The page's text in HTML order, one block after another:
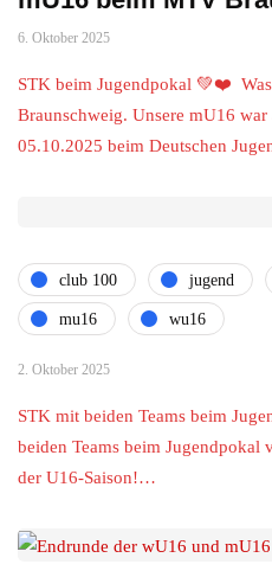
6. Oktober 2025
STK beim Jugendpokal 💚❤️
Braunschweig. Unsere mU16
05.10.2025 beim Deutschen
club 100 jugend
mu16 wu16
2. Oktober 2025
STK mit beiden Teams beim
beiden Teams beim Jugendpokal
der U16-Saison!…